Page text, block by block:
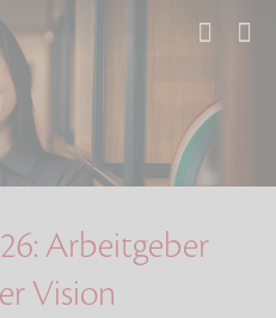
Arbeitgeber
Vision